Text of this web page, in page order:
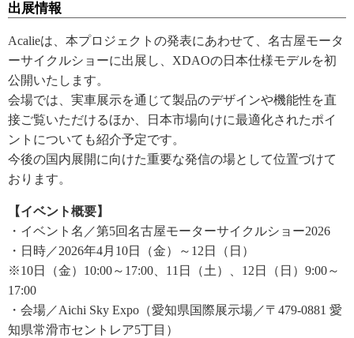
出展情報
Acalieは、本プロジェクトの発表にあわせて、名古屋モータ
ーサイクルショーに出展し、XDAOの日本仕様モデルを初
公開いたします。
会場では、実車展示を通じて製品のデザインや機能性を直
接ご覧いただけるほか、日本市場向けに最適化されたポイ
ントについても紹介予定です。
今後の国内展開に向けた重要な発信の場として位置づけて
おります。
【イベント概要】
・イベント名／第5回名古屋モーターサイクルショー2026
・日時／2026年4月10日（金）～12日（日）
※10日（金）10:00～17:00、11日（土）、12日（日）9:00～
17:00
・会場／Aichi Sky Expo（愛知県国際展示場／〒479-0881 愛
知県常滑市セントレア5丁目）